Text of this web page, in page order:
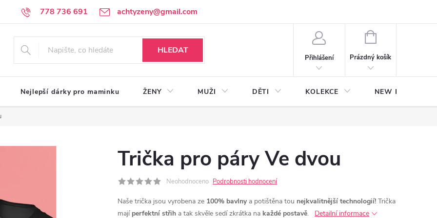
778 736 691 achtyzeny@gmail.com
HLEDAT
Přihlášení
NÁKUPNÍ
Prázdný košík
Nejlepší dárky pro maminku ŽENY MUŽI DĚTI KOLEKCE NEW Plakáty s
Trička pro páry Ve dvou
Neohodnoceno Podrobnosti hodnocení
Naše trička jsou vyrobena ze 100% bavlnya potištěna tou nejkvalitnější technologií! Trička
mají perfektní střih a tak skvěle sedí zkrátka na každé postavě. Detailní informace